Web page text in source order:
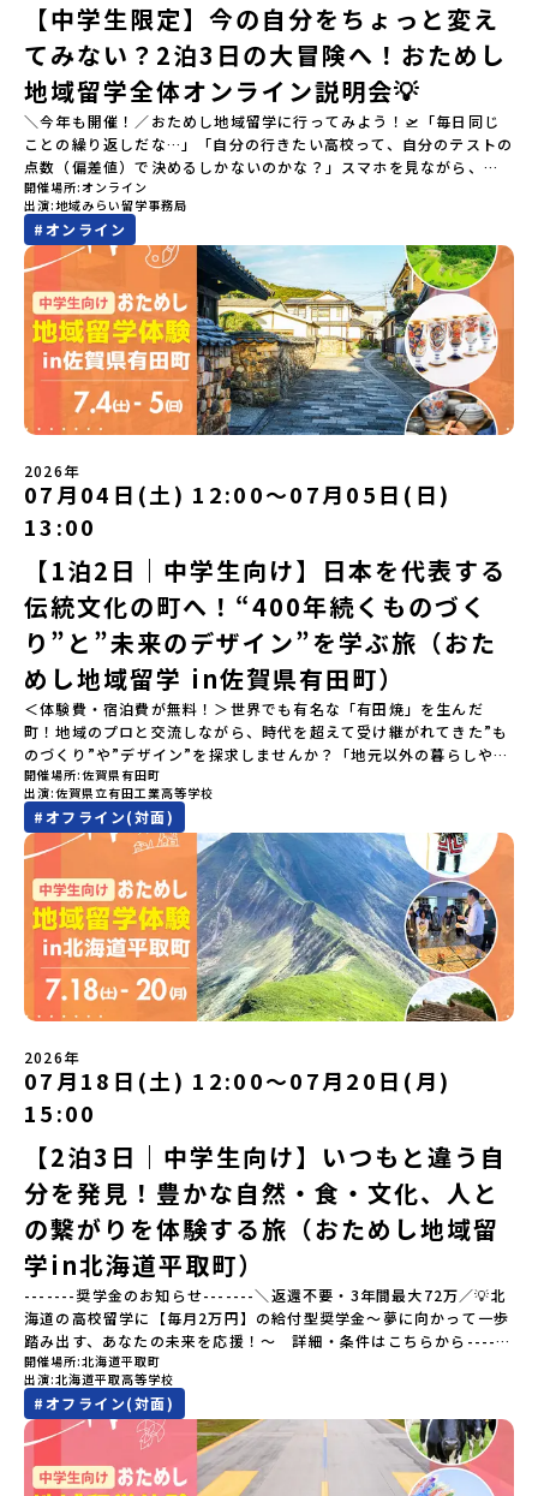
【中学生限定】今の自分をちょっと変え
てみない？2泊3日の大冒険へ！おためし
地域留学全体オンライン説明会💡
＼今年も開催！／おためし地域留学に行ってみよう！🛫「毎日同じ
ことの繰り返しだな…」「自分の行きたい高校って、自分のテストの
点数（偏差値）で決めるしかないのかな？」スマホを見ながら、進
路にモヤモヤしているそこのあなたへ！👀テストの点数ではなく、
あなたの「ワクワク（＝自分軸）」で進路を選ぶ。そんな新しい選
択肢が、「地域みらい留学」です。「でも、いきなり知らない土地
の高校に進学するなんて不安…」そんな人のために、2泊3日で気軽
にプチ体験できる【おためし地域留学】の魅力を凝縮したオンライ
ン説明会のアーカイブ（録画）を公開中です！✨＼🔥ここがすごい！
🔥／おためし地域留学 3つのワクワク🔥🔥 ①スマホじゃわからない
「圧倒的な感動」！教科書を読むだけじゃわからない、その地域な
らではの大自然や歴史を「五感」でフル体験！カヌーに乗ったり、
伝統文化に触れたり、本物の冒険が待っています！🔥 ②「初めまし
て」が「一生の友達」に変わる！全国から「新しいことに挑戦した
い！」「今の自分を変えたい！」と思っている同世代の中学生が大
集合！地元の高校生と一緒にご飯を食べて語り合えば、たった数日
で最高の仲間になる！🔥 ③宿泊費・体験費はなんと【無料】！親元
を離れる初めての一人旅でも大丈夫。頼れるスタッフがしっかりサ
ポートするので安心・安全です！ーーーーーーーーーーーーーーー
ーーーーーーーーー📺 全体オンライン説明会（アーカイブ配信）
2026年4月22日に開催された説明会の録画をご覧いただけます。こ
の動画を見れば、あなたの「なんとなく不安」が「絶対に行ってみ
たい！」に変わるはず💡お家からリラックスして視聴してみてくだ
さいね😊▶︎全体説明会のアーカイブはこちら（アーカイブを視聴す
る）YouTube：https://youtu.be/Yt8nd04aNgA?
si=e5erbspvwz5O8_uF【アーカイブ内容】・おためし地域留学の
魅力・メリット・2026年度、日本全国20以上の対象地域について・
安心のサポート体制・質疑応答※各地域の詳細なプログラムは、以
下の【STEP2】個別説明会にて紹介しています。ーーーーーーーー
ーーーーーーーーーーーーーーーー💡疑問も不安もワクワクに変え
る！2つのステップ知りたいことに合わせて、2つの説明会をご活用
ください！【STEP1】全体オンライン説明会の視聴（☆上の動画で
いつでも視聴可能です） 〜まずは「おためし地域留学」を知りたい
方へ〜プログラムの全体像や魅力、サポート体制について解説しま
す。 【STEP2】個別プログラム説明会（☆順次ページを公開しま
す）〜「地域別のプログラム」を具体的に知りたい方へ〜 「現地で
は何をするの？」という疑問にお答えする説明会です。その場所な
らではのプログラムをたっぷりお伝えします！🚩現在公開中の個別
説明会はこちらから（順次公開予定）【5/7(木)】北海道平取町
【5/8(金)】熊本県芦北町▼おためし地域留学の情報▼おためし地域
体験」のプログラム開催情報を公式LINEにて配信中！ぜひご登録く
ださい♪気になることや不安な点は、LINEから気軽にご相談くださ
い。👉 【LINE登録はこちら】
開催場所 オンライン
出演 地域みらい留学事務局
#オンライン
2026年
07月04日(土) 12:00〜07月05日(日)
13:00
【1泊2日｜中学生向け】日本を代表する
伝統文化の町へ！“400年続くものづく
り”と”未来のデザイン”を学ぶ旅（おた
めし地域留学 in佐賀県有田町）
＜体験費・宿泊費が無料！＞世界でも有名な「有田焼」を生んだ
町！地域のプロと交流しながら、時代を超えて受け継がれてきた”も
のづくり”や”デザイン”を探求しませんか？「地元以外の暮らしや文
化が気になる。いつか留学してみたい！」「豊かな自然と伝統文
化、町並みに興味がある！」「ものづくりやきれいなデザインが好
き！」そんな中学生のみなさんにおすすめ！「おためし地域留学体
験」は、日本全国約200の高校と連携し、地域の枠を超えて学校生活
を送る「地域みらい留学」をプチ体験できるプログラムです。はじ
めてのひとり旅でも安心！現地でもスタッフがしっかりとサポート
いたします。今回のフィールドは「佐賀県有田町（ありたちょ
う）」佐賀県の西部にある有田町は、江戸時代から400年以上続く
「窯業（ようぎょう）」の町。 窯（かま）で粘土を焼いてつくるも
のづくりが、この町の文化として今も受け継がれています。世界で
も知られる「有田焼」は、この窯業の中から生まれました。長い歴
史の中で積み重ねられてきた技術や工夫、そして“つくる人の想
い”が、この町には残っています。また、文化施設が「日本遺産」や
「日本の20世紀遺産」に認定されるなど日本を代表する伝統工芸の
町です。さらに、有田町には「日本の棚田百選」に選ばれた「岳の
棚田（たなだ）」や「名水百選」や「水源の森百選」に選ばれた
「竜門峡（りゅうもんきょう）」など、思わず立ち止まりたくなる
ような自然も広がり、歴史・文化・自然が重なり合う、“本物”に出
会える場所です。そんな歴史・文化が豊かな佐賀県有田町で実際に
町を歩きながら学ぶフィールドワークをしたり、有田焼づくりに関
わる職人、町で暮らすプロデザイナー、地元の高校で学ぶ生徒など
と交流しながら「伝統的なものづくり」や「未来のデザイン」を一
緒に探求できます。ただ体験するだけじゃなくて、 “どうしてこの形
なんだろう？” “自分だったらどんなデザインにする？” そんなふう
に考える時間も、このプログラムの大切なポイントです。ここで出
会う人や体験が、自分の「好き」や「未来」につながるかもしれま
せん。この町でしかできない、ちょっと特別な体験を、ぜひ楽しん
でみませんか？体験のおすすめポイント体験プログラム内容（予
定）＜１日目＞（PM）「オリエンテーション・自己紹介ワーク」
「有田工業高校見学」 -陶芸技術をまなぶ！「セラミック科」のま
なび場を体験 -デザインセンスをまなぶ！「デザイン科」のまなび
場を体験「フィールドワーク」 -有田の歴史ある名所巡り -有田
開催場所 佐賀県有田町
出演 佐賀県立有田工業高等学校
#オフライン(対面)
2026年
07月18日(土) 12:00〜07月20日(月)
15:00
【2泊3日｜中学生向け】いつもと違う自
分を発見！豊かな自然・食・文化、人と
の繋がりを体験する旅（おためし地域留
学in北海道平取町）
-------奨学金のお知らせ-------＼返還不要・3年間最大72万／💡北
海道の高校留学に【毎月2万円】の給付型奨学金～夢に向かって一歩
踏み出す、あなたの未来を応援！～ 詳細・条件はこちらから------
---------------------------＜体験費・宿泊費が無料＞累計3,000万
部以上販売された大人気マンガ「ゴールデンカムイ」の実写版映画
に登場する町！北海道の「アイヌ文化継承の地」で自然や食を体験
してみませんか？「地元以外の地域の暮らしが気になる。いつか留
学してみたい！」「アイヌ文化の歴史や、マンガに登場する世界を
自分の手で探求したい！」「自然が好きでもっと触れてあそびた
開催場所 北海道平取町
出演 北海道平取高等学校
#オフライン(対面)